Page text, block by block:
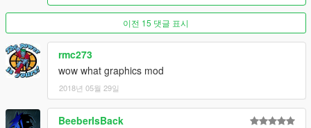
이전 15 댓글 표시
rmc273
wow what graphics mod
2018년 05월 29일
BeeberIsBack